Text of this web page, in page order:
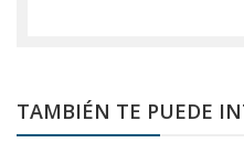
TAMBIÉN TE PUEDE